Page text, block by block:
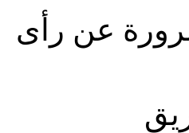
عن رأى